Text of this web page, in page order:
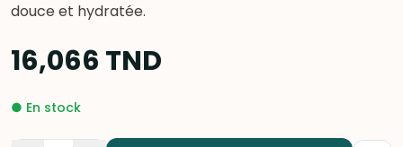
douce et hydratée.
16,066 TND
● En stock